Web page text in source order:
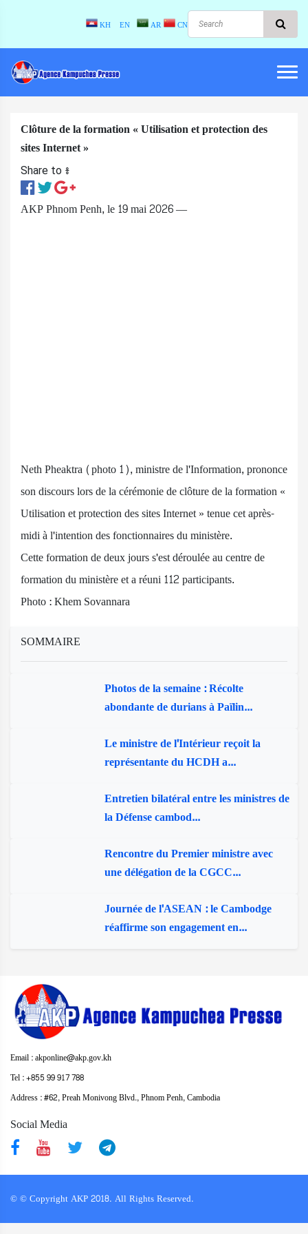
KH EN AR CN
Clôture de la formation « Utilisation et protection des
sites Internet »
Share to ៖​
AKP Phnom Penh, le 19 mai 2026 —
Neth Pheaktra (photo 1), ministre de l'Information, prononce
son discours lors de la cérémonie de clôture de la formation «
Utilisation et protection des sites Internet » tenue cet après-
midi à l'intention des fonctionnaires du ministère.
Cette formation de deux jours s'est déroulée au centre de
formation du ministère et a réuni 112 participants.
Photo : Khem Sovannara
SOMMAIRE
Photos de la semaine : Récolte
abondante de durians à Païlin...
Le ministre de l'Intérieur reçoit la
représentante du HCDH a...
Entretien bilatéral entre les ministres de
la Défense cambod...
Rencontre du Premier ministre avec
une délégation de la CGCC...
Journée de l'ASEAN : le Cambodge
réaffirme son engagement en...
Email : akponline@akp.gov.kh
Tel : +855 99 917 788
Address : ​#62, Preah Monivong Blvd., Phnom Penh, Cambodia
Social Media
© © Copyright AKP 2018. All Rights Reserved.